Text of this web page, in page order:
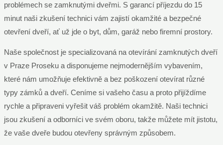
problémech se zamknutými dveřmi. S garancí příjezdu do 15
minut naši zkušení technici vám zajistí okamžité a bezpečné
otevření dveří, ať už jde o byt, dům, garáž nebo firemní prostory.
Naše společnost je specializovaná na otevírání zamknutých dveří
v Praze Proseku a disponujeme nejmodernějším vybavením,
které nám umožňuje efektivně a bez poškození otevírat různé
typy zámků a dveří. Ceníme si vašeho času a proto přijíždíme
rychle a připraveni vyřešit váš problém okamžitě. Naši technici
jsou zkušení a odborníci ve svém oboru, takže můžete mít jistotu,
že vaše dveře budou otevřeny správným způsobem.